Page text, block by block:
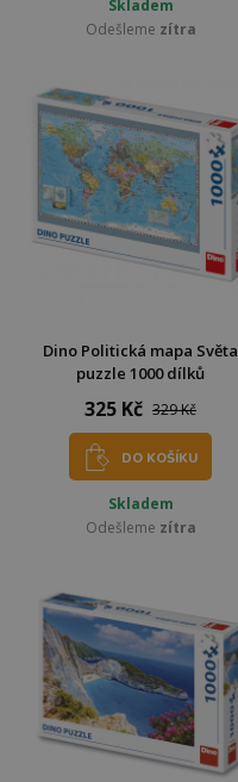
Skladem
Odešleme zítra
Dino Politická mapa Světa
puzzle 1000 dílků
325 Kč 329 Kč
DO KOŠÍKU
Skladem
Odešleme zítra